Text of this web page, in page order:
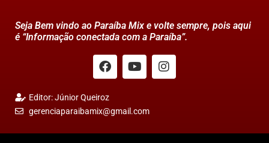
Seja Bem vindo ao Paraíba Mix e volte sempre, pois aqui
é “Informação conectada com a Paraíba”.
Editor: Júnior Queiroz
gerenciaparaibamix@gmail.com